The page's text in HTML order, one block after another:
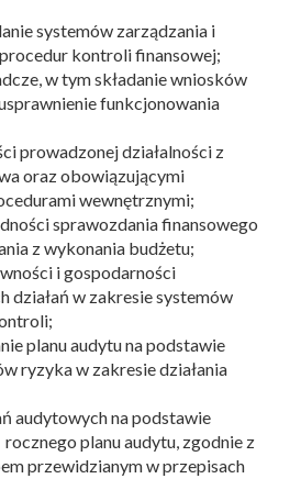
systemów zarządzania i
kontroli finansowej;
w tym składanie wniosków
funkcjonowania
prowadzonej działalności z
oraz obowiązującymi
wewnętrznymi;
sprawozdania finansowego
z wykonania budżetu;
i gospodarności
działań w zakresie systemów
planu audytu na podstawie
ryzyka w zakresie działania
audytowych na podstawie
planu audytu, zgodnie z
przewidzianym w przepisach